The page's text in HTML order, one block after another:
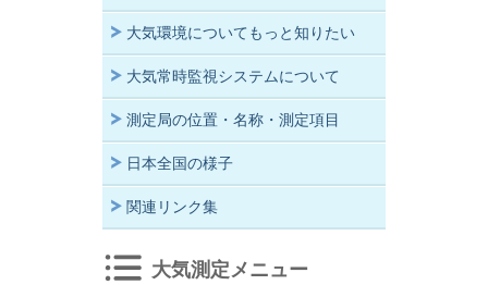
大気環境についてもっと知りたい
大気常時監視システムについて
測定局の位置・名称・測定項目
日本全国の様子
関連リンク集
大気測定メニュー